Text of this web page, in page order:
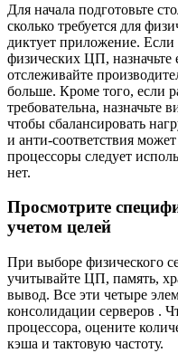
Для начала подготовьте
сколько требуется для
диктует приложение.
физических ЦП,
отслеживайте
больше. Кроме того, если
требовательна,
чтобы сбалансировать
и анти-соответствия
процессоры следует
нет.
Просмотрите
учетом целей
При выборе физического
учитывайте ЦП, память,
вывод. Все эти четыре
консолидации серверов .
процессора, оцените
кэша и тактовую частоту.